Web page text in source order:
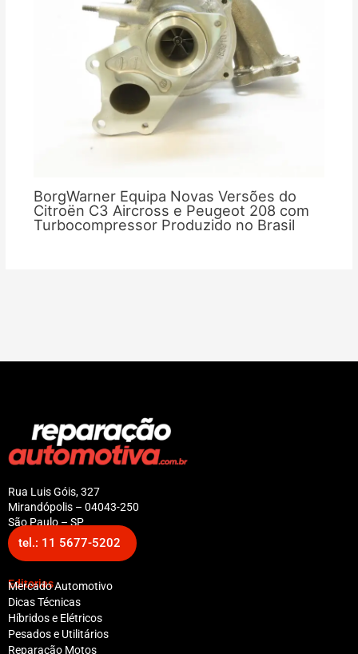
BorgWarner Equipa Novas Versões do
Citroën C3 Aircross e Peugeot 208 com
Turbocompressor Produzido no Brasil
Rua Luis Góis, 327
Mirandópolis – 04043-250
São Paulo – SP
tel.: 11 5677-5202
Editorias
Mercado Automotivo
Dicas Técnicas
Híbridos e Elétricos
Pesados e Utilitários
Reparação Motos